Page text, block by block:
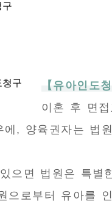
구
【유아인도
이혼 후 면
에, 양육권자는 법
으면 법원은 특
으로부터 유아를